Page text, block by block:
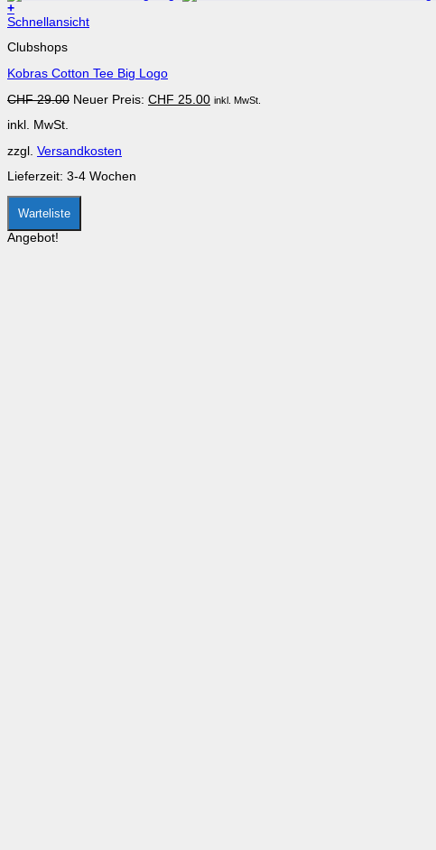
+
Dieses
weist
Varianten
Die
können
der
Produktseite
gewählt
werden
Schnellansicht
Clubshops
Kobras Cotton Tee Big Logo
CHF29.00 Ursprünglicher
Neuer Preis: CHF 25.00Aktueller
inkl. MwSt.
inkl. MwSt.
zzgl. Versandkosten
Lieferzeit: 3-4 Wochen
Warteliste
Angebot!